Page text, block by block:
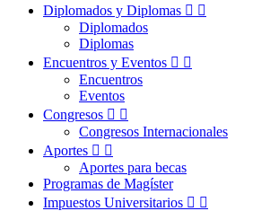
Diplomados y Diplomas  
Diplomados
Diplomas
Encuentros y Eventos  
Encuentros
Eventos
Congresos  
Congresos Internacionales
Aportes  
Aportes para becas
Programas de Magíster
Impuestos Universitarios  